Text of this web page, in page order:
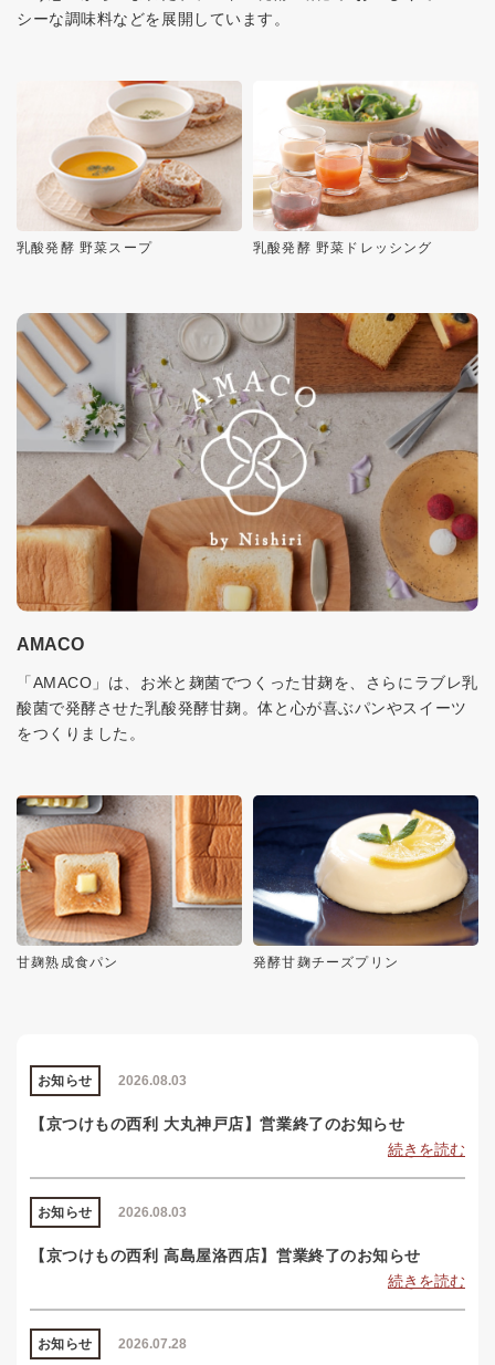
シーな調味料などを展開しています。
乳酸発酵 野菜スープ 乳酸発酵 野菜ドレッシング
AMACO
「AMACO」は、お米と麹菌でつくった甘麹を、さらにラブレ乳
酸菌で発酵させた乳酸発酵甘麹。体と心が喜ぶパンやスイーツ
をつくりました。
甘麹熟成食パン 発酵甘麹チーズプリン
2026.08.03
お知らせ
【京つけもの西利 大丸神戸店】営業終了のお知らせ
続きを読む
2026.08.03
お知らせ
【京つけもの西利 高島屋洛西店】営業終了のお知らせ
続きを読む
2026.07.28
お知らせ